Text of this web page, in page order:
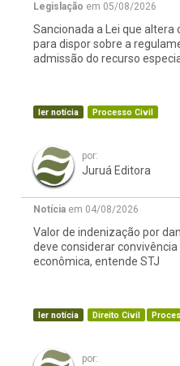
Legislação em 05/08/2026
Sancionada a Lei que altera
para dispor sobre a
admissão do recurso
ler notícia Processo Civil
por:
Juruá Editora
Notícia em 04/08/2026
Valor de indenização por
deve considerar
econômica, entende STJ
ler notícia Direito Civil
por: